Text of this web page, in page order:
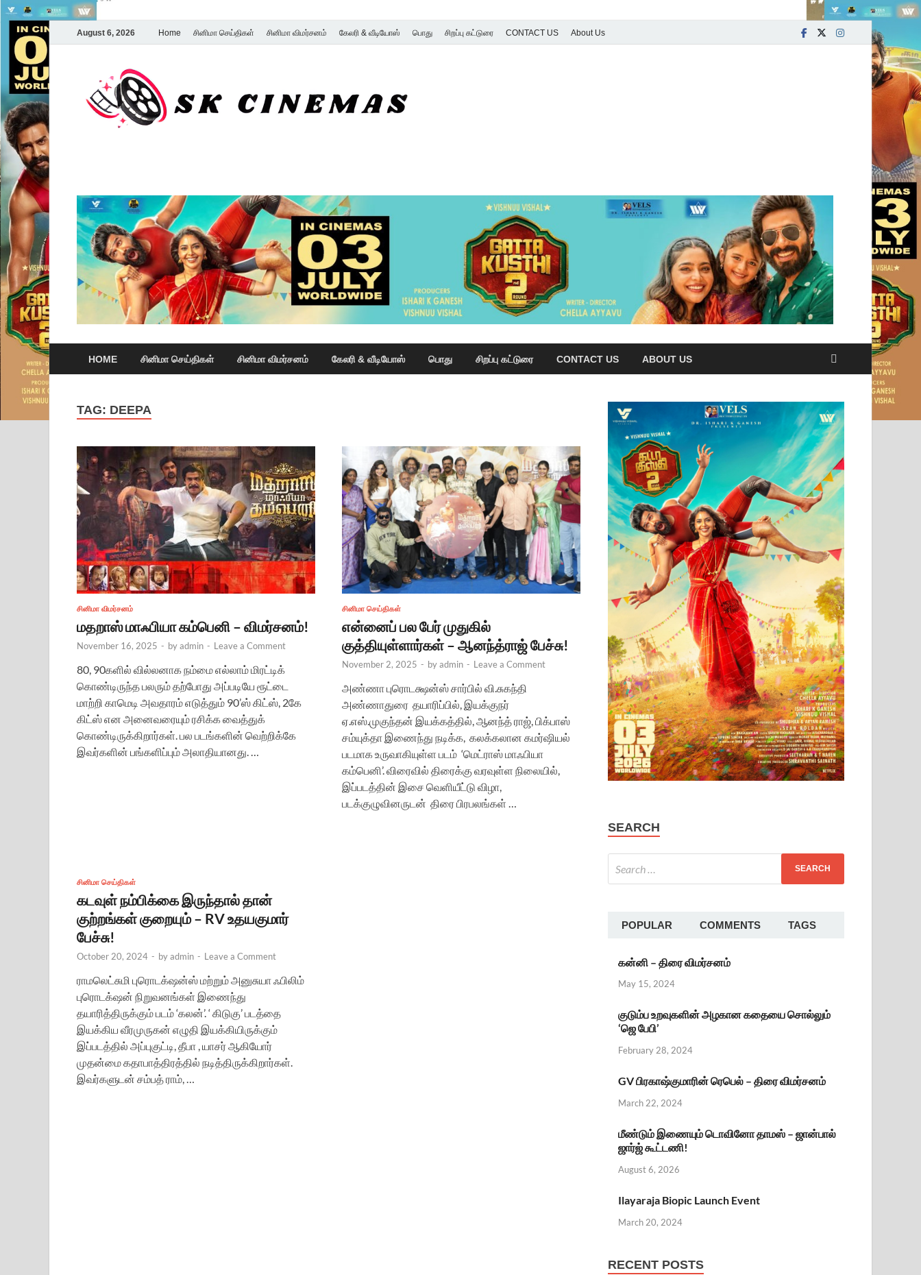
August 6, 2026 Home சினிமா செய்திகள் சினிமா விமர்சனம் கேலரி & வீடியோஸ் பொது சிறப்பு கட்டுரை CONTACT US About Us
HOME சினிமா செய்திகள் சினிமா விமர்சனம் கேலரி & வீடியோஸ் பொது சிறப்பு கட்டுரை CONTACT US ABOUT US
TAG: DEEPA
சினிமா விமர்சனம்
மதறாஸ் மாஃபியா கம்பெனி – விமர்சனம்!
November 16, 2025 - byadmin - Leave a Comment
80, 90களில் வில்லனாக நம்மை எல்லாம் மிரட்டிக்
கொண்டிருந்த பலரும் தற்போது அப்படியே ரூட்டை
மாற்றி காமெடி அவதாரம் எடுத்தும் 90’ஸ் கிட்ஸ், 2கே
கிட்ஸ் என அனைவரையும் ரசிக்க வைத்துக்
கொண்டிருக்கிறார்கள். பல படங்களின் வெற்றிக்கே
இவர்களின் பங்களிப்பும் அலாதியானது. …
சினிமா செய்திகள்
என்னைப் பல பேர் முதுகில்
குத்தியுள்ளார்கள் – ஆனந்த்ராஜ் பேச்சு!
November 2, 2025 - byadmin - Leave a Comment
அண்ணா புரொடக்ஷன்ஸ் சார்பில் வி.சுகந்தி
அண்ணாதுரை தயாரிப்பில், இயக்குநர்
ஏ.எஸ்.முகுந்தன் இயக்கத்தில், ஆனந்த் ராஜ், பிக்பாஸ்
சம்யுக்தா இணைந்து நடிக்க, கலக்கலான கமர்ஷியல்
படமாக உருவாகியுள்ள படம் ‘மெட்ராஸ் மாஃபியா
கம்பெனி’. விரைவில் திரைக்கு வரவுள்ள நிலையில்,
இப்படத்தின் இசை வெளியீட்டு விழா,
படக்குழுவினருடன் திரை பிரபலங்கள் …
சினிமா செய்திகள்
கடவுள் நம்பிக்கை இருந்தால் தான்
குற்றங்கள் குறையும் – RV உதயகுமார்
பேச்சு!
October 20, 2024 - byadmin - Leave a Comment
ராமலெட்சுமி புரொடக்‌ஷன்ஸ் மற்றும் அனுசுயா ஃபிலிம்
புரொடக்‌ஷன் நிறுவனங்கள் இணைந்து
தயாரித்திருக்கும் படம் ‘கலன்’. ‘ கிடுகு’ படத்தை
இயக்கிய வீரமுருகன் எழுதி இயக்கியிருக்கும்
இப்படத்தில் அப்புகுட்டி, தீபா , யாசர் ஆகியோர்
முதன்மை கதாபாத்திரத்தில் நடித்திருக்கிறார்கள்.
இவர்களுடன் சம்பத் ராம், …
SEARCH
POPULAR COMMENTS TAGS
கன்னி – திரை விமர்சனம்
May 15, 2024
குடும்ப உறவுகளின் அழகான கதையை சொல்லும்
‘ஜெ பேபி’
February 28, 2024
GV பிரகாஷ்குமாரின் ரெபெல் – திரை விமர்சனம்
March 22, 2024
மீண்டும் இணையும் டொவினோ தாமஸ் – ஜான்பால்
ஜார்ஜ் கூட்டணி!
August 6, 2026
Ilayaraja Biopic Launch Event
March 20, 2024
RECENT POSTS